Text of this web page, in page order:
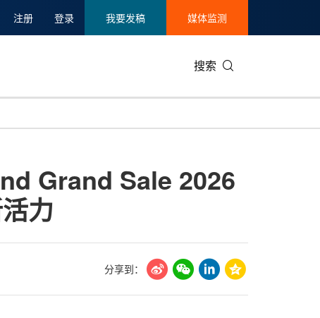
注册 登录 我要发稿 媒体监测
搜索
碳中和
娱乐时尚与艺术
新加坡
Grand Sale 2026
力
分享到：